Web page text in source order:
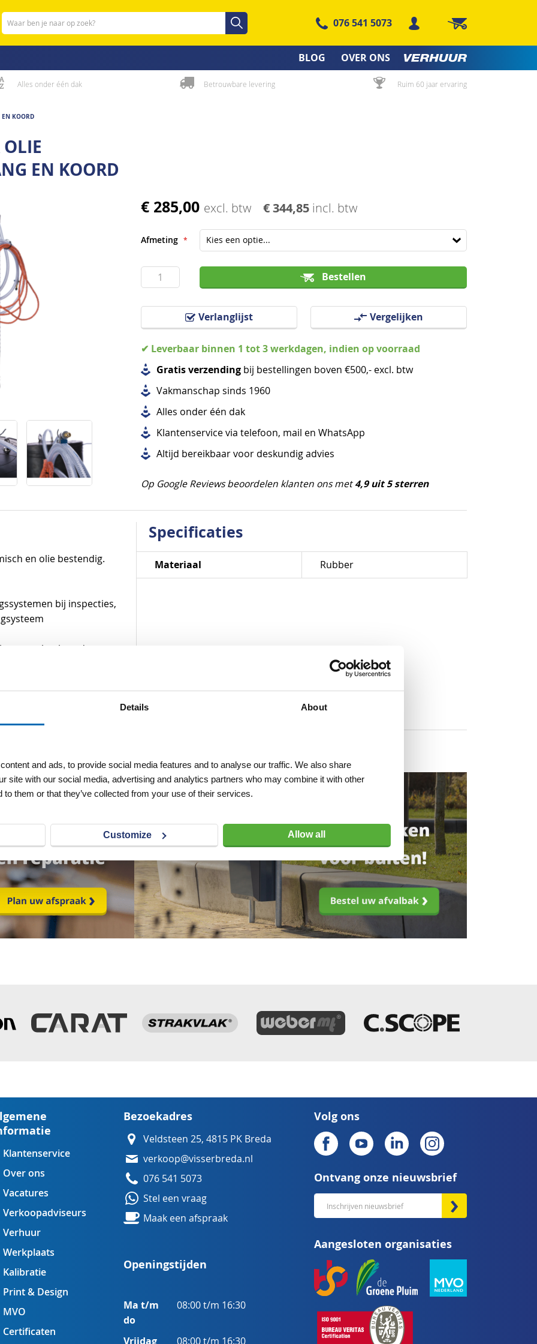
Details About
and ads, to provide social media features and to analyse our traffic. We also share
site with our social media, advertising and analytics partners who may combine it with other
to them or that they’ve collected from your use of their services.
Customize Allow all
Zoeken Zoeken
076 541 5073 Winkelwagen
BLOG OVER ONS
Alles onder één dak Betrouwbare levering Ruim 60 jaar ervaring
EN KOORD
EN KOORD
€ 285,00 excl. btw € 344,85 incl. btw
Afmeting
Bestellen
Verlanglijst Vergelijken
✔ Leverbaar binnen 1 tot 3 werkdagen, indien op voorraad
Gratis verzending bij bestellingen boven €500,- excl. btw
Vakmanschap sinds 1960
Alles onder één dak
Klantenservice via telefoon, mail en WhatsApp
Altijd bereikbaar voor deskundig advies
Op Google Reviews beoordelen klanten ons met4,9 uit 5 sterren
en olie bestendig.
bij inspecties,
met nylon koorden
Specificaties
Specificaties
Materiaal Rubber
Klantenservice
Over ons
Vacatures
Verkoopadviseurs
Verhuur
Werkplaats
Kalibratie
Print & Design
MVO
Certificaten
Bezoekadres
Veldsteen 25, 4815 PK Breda
verkoop@visserbreda.nl
076 541 5073
Stel een vraag
Maak een afspraak
Openingstijden
Ma t/m
do
08:00 t/m 16:30
Vrijdag 08:00 t/m 16:30
Volg ons
Ontvang onze nieuwsbrief
Abonneer
u
onze
nieuwsbrief
Aangesloten organisaties